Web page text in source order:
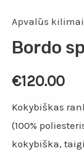
Apvalūs kilimai
Bordo
€120.00
Kokybiškas
(100%
kokybiška,